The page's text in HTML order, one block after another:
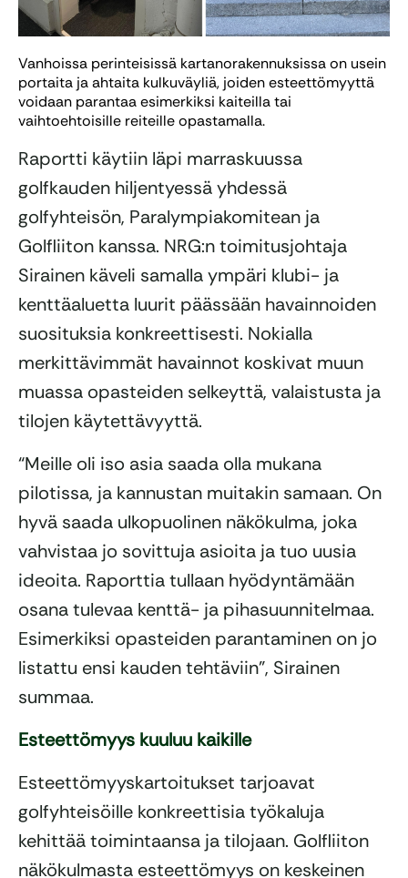
Vanhoissa perinteisissä kartanorakennuksissa on usein
portaita ja ahtaita kulkuväyliä, joiden esteettömyyttä
voidaan parantaa esimerkiksi kaiteilla tai
vaihtoehtoisille reiteille opastamalla.
Raportti käytiin läpi marraskuussa
golfkauden hiljentyessä yhdessä
golfyhteisön, Paralympiakomitean ja
Golfliiton kanssa. NRG:n toimitusjohtaja
Sirainen käveli samalla ympäri klubi- ja
kenttäaluetta luurit päässään havainnoiden
suosituksia konkreettisesti. Nokialla
merkittävimmät havainnot koskivat muun
muassa opasteiden selkeyttä, valaistusta ja
tilojen käytettävyyttä.
“Meille oli iso asia saada olla mukana
pilotissa, ja kannustan muitakin samaan. On
hyvä saada ulkopuolinen näkökulma, joka
vahvistaa jo sovittuja asioita ja tuo uusia
ideoita. Raporttia tullaan hyödyntämään
osana tulevaa kenttä- ja pihasuunnitelmaa.
Esimerkiksi opasteiden parantaminen on jo
listattu ensi kauden tehtäviin”, Sirainen
summaa.
Esteettömyys kuuluu kaikille
Esteettömyyskartoitukset tarjoavat
golfyhteisöille konkreettisia työkaluja
kehittää toimintaansa ja tilojaan. Golfliiton
näkökulmasta esteettömyys on keskeinen